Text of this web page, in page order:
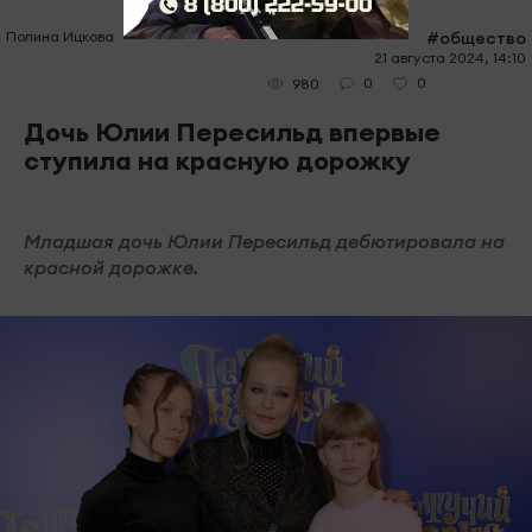
Полина Ицкова #общество
21 августа 2024, 14:10
980
0 0
Дочь Юлии Пересильд впервые
ступила на красную дорожку
Младшая дочь Юлии Пересильд дебютировала на
красной дорожке.